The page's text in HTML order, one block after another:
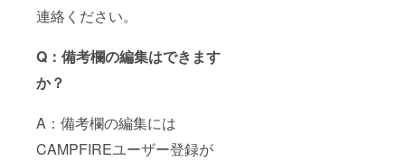
連絡ください。
Q：備考欄の編集はできます
か？
A：備考欄の編集には
CAMPFIREユーザー登録が